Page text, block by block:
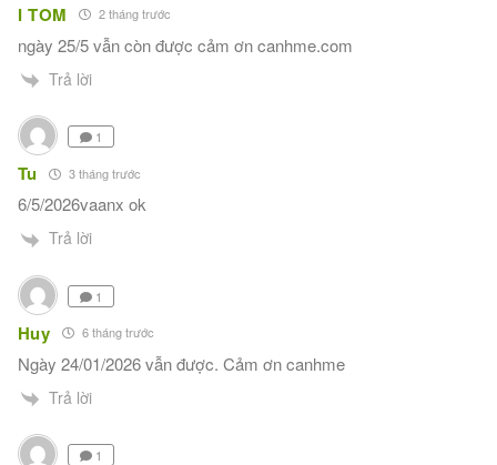
I TOM 2 tháng trước
ngày 25/5 vẫn còn được cảm ơn canhme.com
Trả lời
1
Tu 3 tháng trước
6/5/2026vaanx ok
Trả lời
1
Huy 6 tháng trước
Ngày 24/01/2026 vẫn được. Cảm ơn canhme
Trả lời
1